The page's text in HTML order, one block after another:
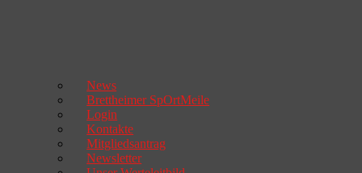
News
Brettheimer SpOrtMeile
Login
Kontakte
Mitgliedsantrag
Newsletter